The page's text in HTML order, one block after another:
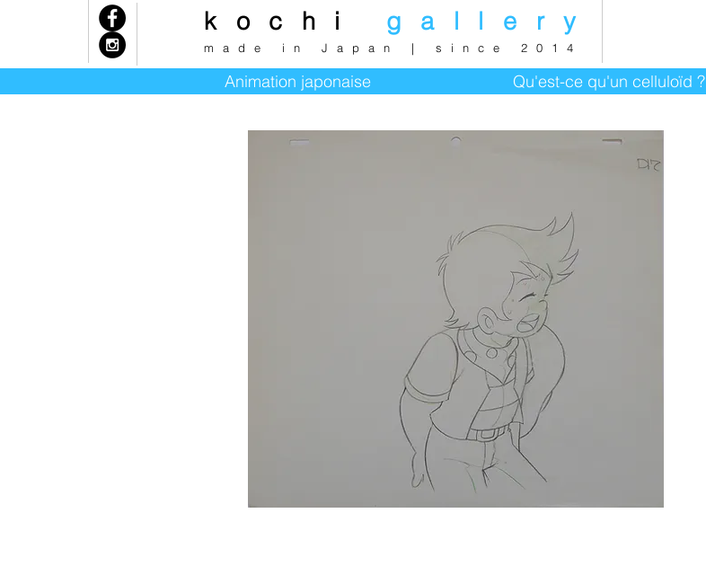
kochi gallery
made in Japan | since 2014
Animation japonaise Qu'est-ce qu'un celluloïd ?